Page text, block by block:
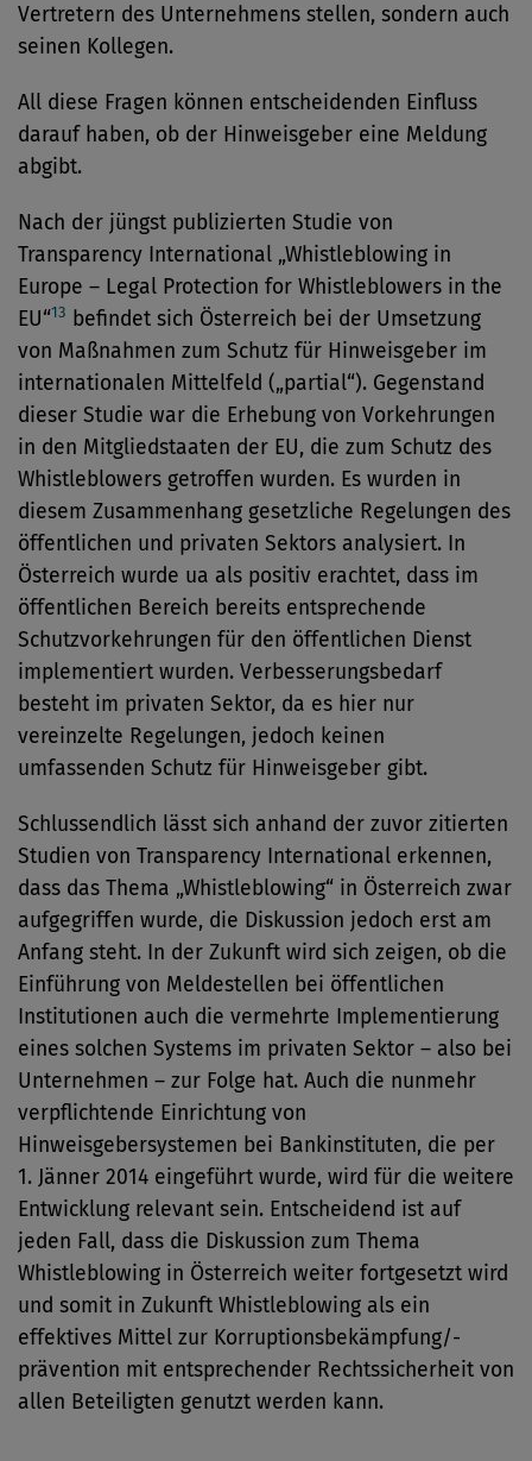
Vertretern des Unternehmens stellen, sondern auch
seinen Kollegen.
All diese Fragen können entscheidenden Einfluss
darauf haben, ob der Hinweisgeber eine Meldung
abgibt.
Nach der jüngst publizierten Studie von
Transparency International „Whistleblowing in
Europe – Legal Protection for Whistleblowers in the
EU“13 befindet sich Österreich bei der Umsetzung
von Maßnahmen zum Schutz für Hinweisgeber im
internationalen Mittelfeld („partial“). Gegenstand
dieser Studie war die Erhebung von Vorkehrungen
in den Mitgliedstaaten der EU, die zum Schutz des
Whistleblowers getroffen wurden. Es wurden in
diesem Zusammenhang gesetzliche Regelungen des
öffentlichen und privaten Sektors analysiert. In
Österreich wurde ua als positiv erachtet, dass im
öffentlichen Bereich bereits entsprechende
Schutzvorkehrungen für den öffentlichen Dienst
implementiert wurden. Verbesserungsbedarf
besteht im privaten Sektor, da es hier nur
vereinzelte Regelungen, jedoch keinen
umfassenden Schutz für Hinweisgeber gibt.
Schlussendlich lässt sich anhand der zuvor zitierten
Studien von Transparency International erkennen,
dass das Thema „Whistleblowing“ in Österreich zwar
aufgegriffen wurde, die Diskussion jedoch erst am
Anfang steht. In der Zukunft wird sich zeigen, ob die
Einführung von Meldestellen bei öffentlichen
Institutionen auch die vermehrte Implementierung
eines solchen Systems im privaten Sektor – also bei
Unternehmen – zur Folge hat. Auch die nunmehr
verpflichtende Einrichtung von
Hinweisgebersystemen bei Bankinstituten, die per
1. Jänner 2014 eingeführt wurde, wird für die weitere
Entwicklung relevant sein. Entscheidend ist auf
jeden Fall, dass die Diskussion zum Thema
Whistleblowing in Österreich weiter fortgesetzt wird
und somit in Zukunft Whistleblowing als ein
effektives Mittel zur Korruptionsbekämpfung/-
prävention mit entsprechender Rechtssicherheit von
allen Beteiligten genutzt werden kann.